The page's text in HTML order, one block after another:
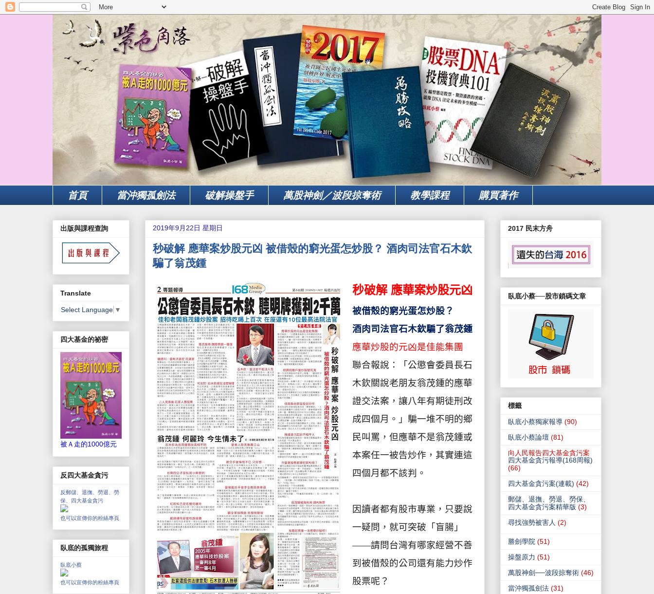
首頁 當沖獨孤劍法 破解操盤手 萬股神劍／波段掠奪術 教學課程 購買著作
2019年9月22日 星期日
秒破解 應華案炒股元凶 被借殼的窮光蛋怎炒股？ 酒肉司法官石木欽
騙了翁茂鍾
秒破解 應華案炒股元凶
被借殼的窮光蛋怎炒股？
酒肉司法官石木欽騙了翁茂鍾
應華炒股的元凶是佳能集團
聯合報說：「公懲會委員長石
木欽關說老朋友翁茂鍾的應華
證交法案，讓八年有期徒刑改
成四個月。」騙一堆不明的鄉
民叫罵，但應華不是翁茂鍾或
本案任一被告炒作，其實連這
四個月都不該判。
因讀者都有股市專業，只要說
一疑問，就可突破「盲腸」
——請問台灣有哪家經營不善
到被借殼的公司還有能力炒作
股票呢？
出版與課程查詢
Translate
Select Language ▼
四大基金的祕密
被Ａ走的1000億元
反四大基金貪污
反郵儲、退撫、勞退、勞
保、四大基金貪污
也可以宣傳你的粉絲專頁
臥底的孤獨旅程
臥底小蔡
也可以宣傳你的粉絲專頁
2017 民末方舟
臥底小蔡──股市鎖碼文章
標籤
臥底小蔡獨家報導 (90)
臥底小蔡論壇 (81)
向人民報告四大基金貪污案
四大基金貪污報導(168周報)
(66)
四大基金貪污案(連載) (42)
郵儲、退撫、勞退、勞保、
四大基金貪污案精華版 (3)
尋找強勢被害人 (2)
勝劍學院 (51)
操盤原力 (51)
萬股神劍──波段掠奪術 (46)
當沖獨孤劍法 (31)